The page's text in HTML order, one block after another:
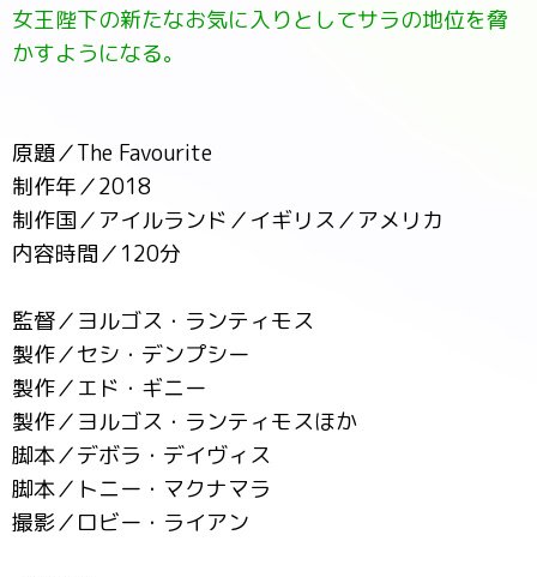
女王陛下の新たなお気に入りとしてサラの地位を脅
かすようになる。
原題／The Favourite
制作年／2018
制作国／アイルランド／イギリス／アメリカ
内容時間／120分
監督／ヨルゴス・ランティモス
製作／セシ・デンプシー
製作／エド・ギニー
製作／ヨルゴス・ランティモスほか
脚本／デボラ・デイヴィス
脚本／トニー・マクナマラ
撮影／ロビー・ライアン